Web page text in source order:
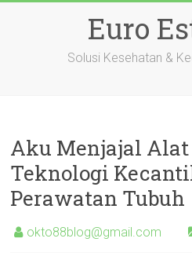
Euro
Solusi Kesehatan &
Aku Menjajal Alat
Teknologi
Perawatan Tubuh
okto88blog@gmail.com